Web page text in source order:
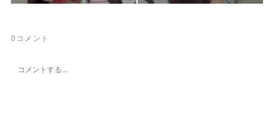
0 コメント